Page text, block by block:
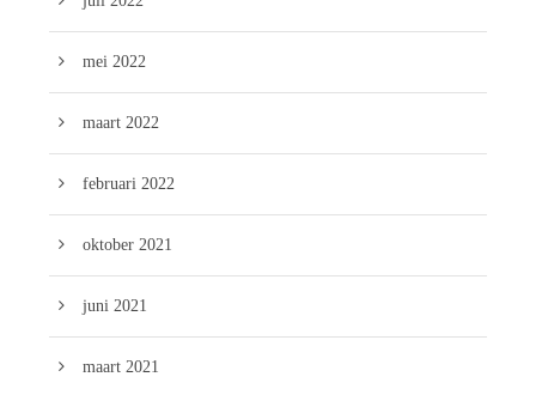
mei 2022
maart 2022
februari 2022
oktober 2021
juni 2021
maart 2021